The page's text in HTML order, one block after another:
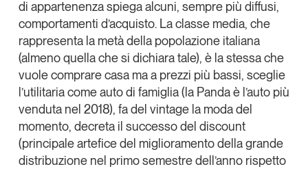
di appartenenza spiega alcuni, sempre più diffusi,
comportamenti d’acquisto. La classe media, che
rappresenta la metà della popolazione italiana
(almeno quella che si dichiara tale), è la stessa che
vuole comprare casa ma a prezzi più bassi, sceglie
l’utilitaria come auto di famiglia (la Panda è l’auto più
venduta nel 2018), fa del vintage la moda del
momento, decreta il successo del discount
(principale artefice del miglioramento della grande
distribuzione nel primo semestre dell’anno rispetto